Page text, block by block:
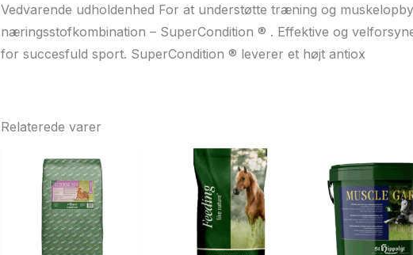
Vedvarende udholdenhed For at understøtte træning og
næringsstofkombination – SuperCondition ® . Effektive og
for succesfuld sport. SuperCondition ® leverer et højt antiox
Relaterede varer